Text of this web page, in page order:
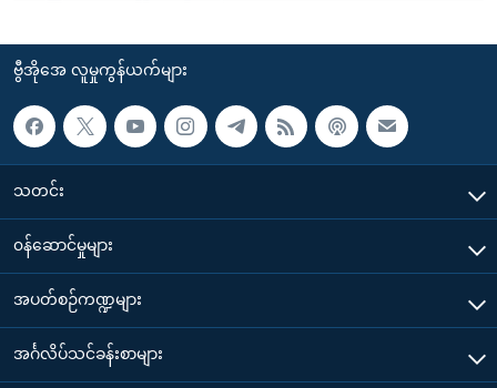
ဗွီအိုအေ လူမှုကွန်ယက်များ
သတင်း
၀န်ဆောင်မှုများ
အပတ်စဉ်ကဏ္ဍများ
အင်္ဂလိပ်သင်ခန်းစာများ